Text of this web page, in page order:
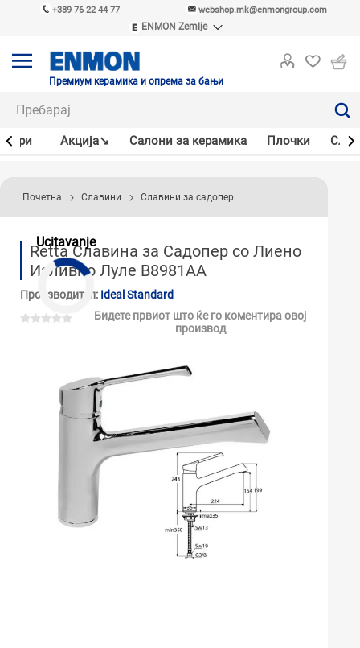
+389 76 22 44 77 webshop.mk@enmongroup.com
ENMON Zemlje
ENMON MKD
Премиум керамика и опрема за бањи
Акцијa↘ Салони за керамика Плочки
Ucitavanje
Почетна Славини Славини за садопер
Retta Славинa за Садопер со Лиено
Изливно Луле B8981AA
Производител: Ideal Standard
Бидете првиот што ќе го коментира овој
производ